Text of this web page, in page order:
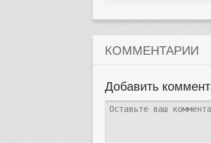
КОММЕНТАРИИ
Добавить